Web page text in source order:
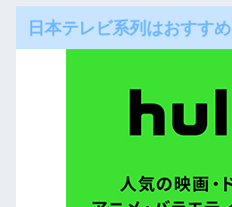
日本テレビ系列はおすすめ